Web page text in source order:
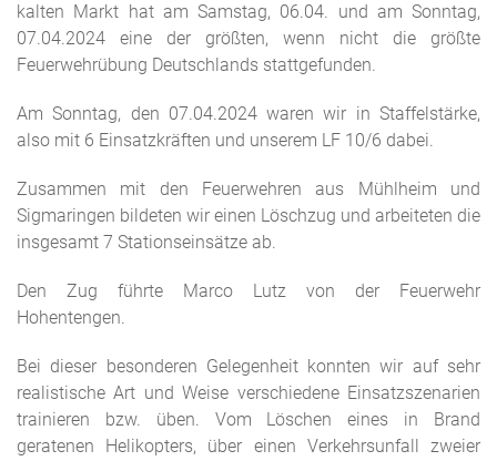
kalten Markt hat am Samstag, 06.04. und am Sonntag,
07.04.2024 eine der größten, wenn nicht die größte
Feuerwehrübung Deutschlands stattgefunden.
Am Sonntag, den 07.04.2024 waren wir in Staffelstärke,
also mit 6 Einsatzkräften und unserem LF 10/6 dabei.
Zusammen mit den Feuerwehren aus Mühlheim und
Sigmaringen bildeten wir einen Löschzug und arbeiteten die
insgesamt 7 Stationseinsätze ab.
Den Zug führte Marco Lutz von der Feuerwehr
Hohentengen.
Bei dieser besonderen Gelegenheit konnten wir auf sehr
realistische Art und Weise verschiedene Einsatzszenarien
trainieren bzw. üben. Vom Löschen eines in Brand
geratenen Helikopters, über einen Verkehrsunfall zweier